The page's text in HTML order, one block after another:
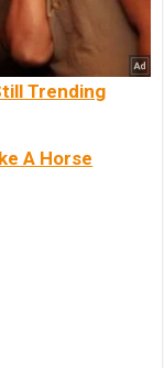
Trending
A Horse